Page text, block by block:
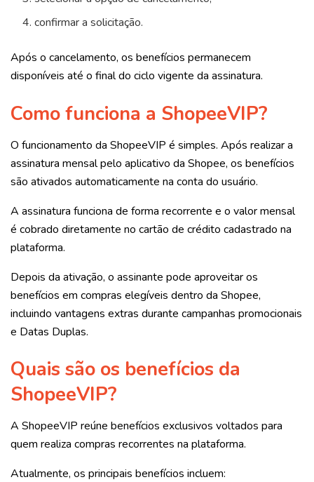
confirmar a solicitação.
Após o cancelamento, os benefícios permanecem
disponíveis até o final do ciclo vigente da assinatura.
Como funciona a ShopeeVIP?
O funcionamento da ShopeeVIP é simples. Após realizar a
assinatura mensal pelo aplicativo da Shopee, os benefícios
são ativados automaticamente na conta do usuário.
A assinatura funciona de forma recorrente e o valor mensal
é cobrado diretamente no cartão de crédito cadastrado na
plataforma.
Depois da ativação, o assinante pode aproveitar os
benefícios em compras elegíveis dentro da Shopee,
incluindo vantagens extras durante campanhas promocionais
e Datas Duplas.
Quais são os benefícios da
ShopeeVIP?
A ShopeeVIP reúne benefícios exclusivos voltados para
quem realiza compras recorrentes na plataforma.
Atualmente, os principais benefícios incluem: